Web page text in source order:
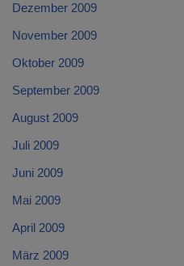
Dezember 2009
November 2009
Oktober 2009
September 2009
August 2009
Juli 2009
Juni 2009
Mai 2009
April 2009
März 2009